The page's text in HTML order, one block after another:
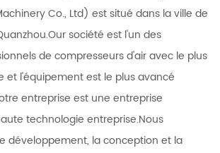
Co., Ltd) est situé dans la ville de
société est l'un des
de compresseurs d'air avec le plus
et l'équipement est le plus avancé
entreprise est une entreprise
technologie entreprise.Nous
développement, la conception et la